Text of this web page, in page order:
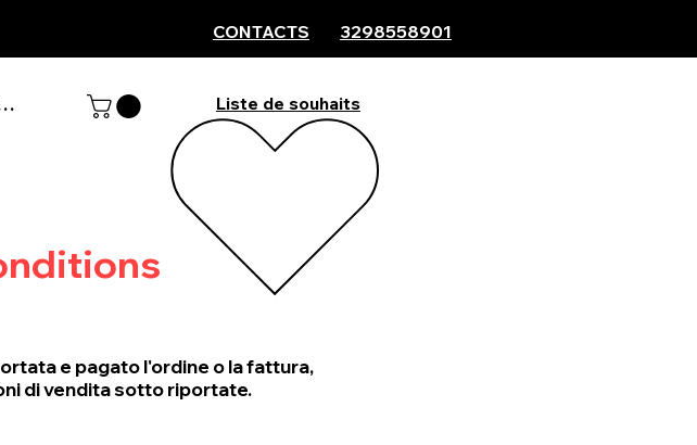
CONTACTS 3298558901
Liste de souhaits
e pagato l'ordine o la fattura,
di vendita sotto riportate.